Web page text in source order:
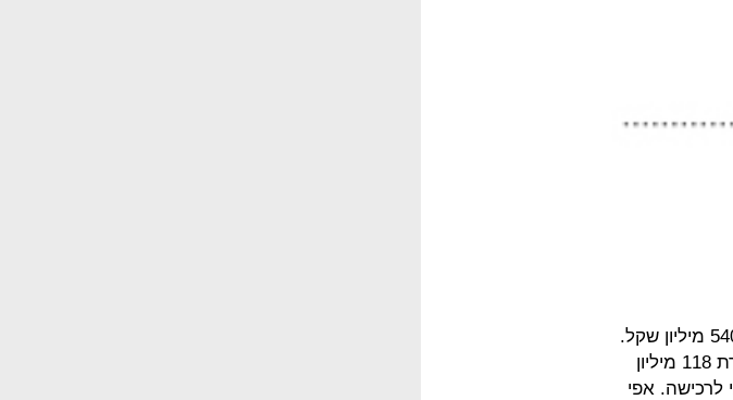
ל"כלכליסט" נודע כי אבו מימש ברבעון הרביעי של 2020 קרקעות בכ־540 מיליון שקל.
קרקע לבניית 192 יחידות דיור נמכרה לחברה הציבורית רוטשטיין תמורת 118 מיליון
אפי